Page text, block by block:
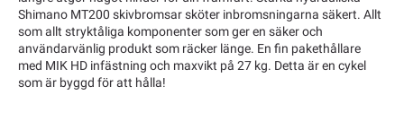
Shimano MT200 skivbromsar sköter inbromsningarna säkert. Allt
som allt stryktåliga komponenter som ger en säker och
användarvänlig produkt som räcker länge. En fin pakethållare
med MIK HD infästning och maxvikt på 27 kg. Detta är en cykel
som är byggd för att hålla!